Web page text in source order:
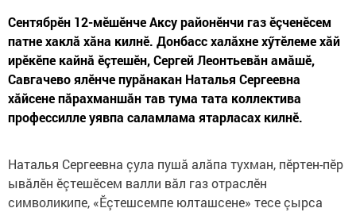
Сентябрӗн 12-мӗшӗнче Аксу районӗнчи газ ӗçченӗсем
патне хаклă хăна килнӗ. Донбасс халăхне хӳтӗлеме хăй
ирӗкӗпе кайнă ӗçтешӗн, Сергей Леонтьевăн амăшӗ,
Савгачево ялӗнче пурăнакан Наталья Сергеевна
хăйсене пăрахманшăн тав тума тата коллектива
профессилле уявпа саламлама ятарласах килнӗ.
Наталья Сергеевна çула пушă алăпа тухман, пӗртен-пӗр
ывăлӗн ӗçтешӗсем валли вăл газ отраслӗн
символикипе, «Ӗçтешсемпе юлташсене» тесе çырса